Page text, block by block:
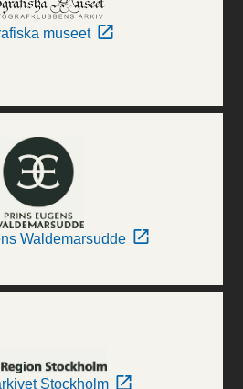
museet
Waldemarsudde
Stockholm